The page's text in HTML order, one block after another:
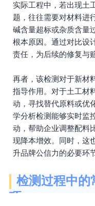
实际工程中，若出现土
题，往往需要对材料进
碱含量超标或杂质含量
根本原因。通过对比设
责任，为后续的修复与
再者，该检测对于新材
指导作用。对于土工材
动，寻找替代原料或优
学分析检测能够实时监
动，帮助企业调整配料
现降本增效。同时，这
升品牌公信力的必要环
检测过程中的
项